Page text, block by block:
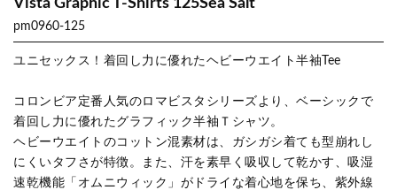
Vista Graphic T-Shirts 125Sea Salt
pm0960-125
ユニセックス！着回し力に優れたヘビーウエイト半袖Tee
コロンビア定番人気のロマビスタシリーズより、ベーシックで
着回し力に優れたグラフィック半袖Ｔシャツ。
ヘビーウエイトのコットン混素材は、ガシガシ着ても型崩れし
にくいタフさが特徴。また、汗を素早く吸収して乾かす、吸湿
速乾機能「オムニウィック」がドライな着心地を保ち、紫外線